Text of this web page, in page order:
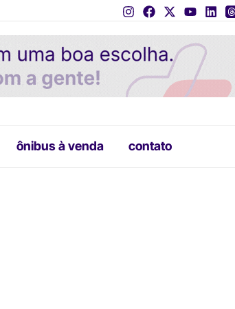
ônibus à venda contato